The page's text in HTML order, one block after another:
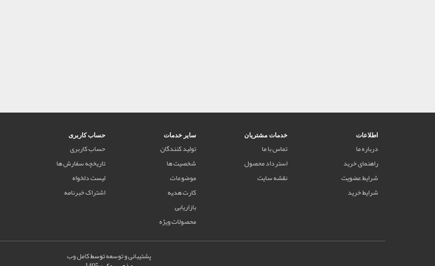
اطلاعات
درباره ما
راهنمای خرید
شرایط عضویت
شرایط خرید
خدمات مشتریان
تماس با ما
استرداد محصول
نقشه سایت
سایر خدمات
تولید کنندگان
شخصیت ها
موضوعات
کارت هدیه
بازاریابی
محصولات ویژه
حساب کاربری
حساب کاربری
تاریخچه سفارش ها
لیست دلخواه
اشتراک خبرنامه
پشتیبانی و توسعهتوسطکامل وب